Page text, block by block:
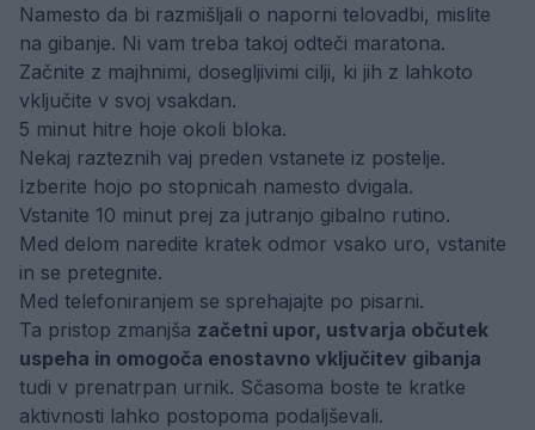
Namesto da bi razmišljali o naporni telovadbi, mislite
na gibanje. Ni vam treba takoj odteči maratona.
Začnite z majhnimi, dosegljivimi cilji, ki jih z lahkoto
vključite v svoj vsakdan.
5 minut hitre hoje okoli bloka.
Nekaj razteznih vaj preden vstanete iz postelje.
Izberite hojo po stopnicah namesto dvigala.
Vstanite 10 minut prej za jutranjo gibalno rutino.
Med delom naredite kratek odmor vsako uro, vstanite
in se pretegnite.
Med telefoniranjem se sprehajajte po pisarni.
Ta pristop zmanjša začetni upor, ustvarja občutek
uspeha in omogoča enostavno vključitev gibanja
tudi v prenatrpan urnik. Sčasoma boste te kratke
aktivnosti lahko postopoma podaljševali.